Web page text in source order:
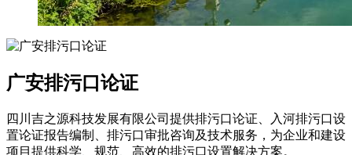
广安排污口论证
四川吉之源科技发展有限公司提供排污口论证、入河排污口设
置论证报告编制、排污口审批咨询及技术服务，为企业和建设
项目提供科学、规范、高效的排污口设置解决方案。